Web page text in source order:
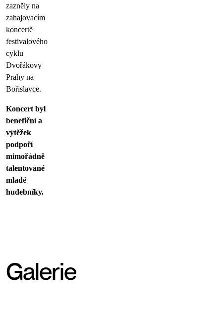
zazněly na
zahajovacím
koncertě
festivalového
cyklu
Dvořákovy
Prahy na
Bořislavce.
Koncert byl
benefiční a
výtěžek
podpoří
mimořádně
talentované
mladé
hudebníky.
Galerie